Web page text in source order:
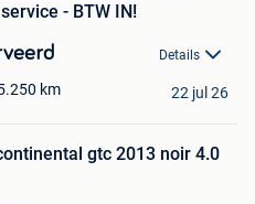
- BTW IN!
Details
km 22 jul 26
gtc 2013 noir 4.0